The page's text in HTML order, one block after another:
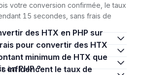
votre conversion confirmée, le taux
15 secondes, sans frais de
en PHP ?